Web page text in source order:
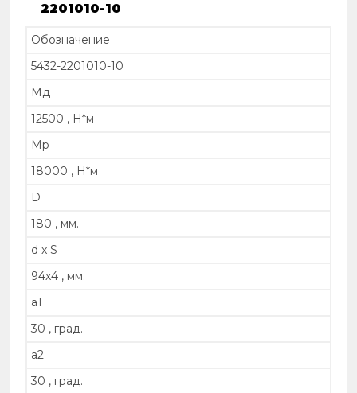
2201010-10
Обозначение
5432-2201010-10
Мд
12500 , Н*м
Мр
18000 , Н*м
D
180 , мм.
d x S
94х4 , мм.
a1
30 , град.
a2
30 , град.